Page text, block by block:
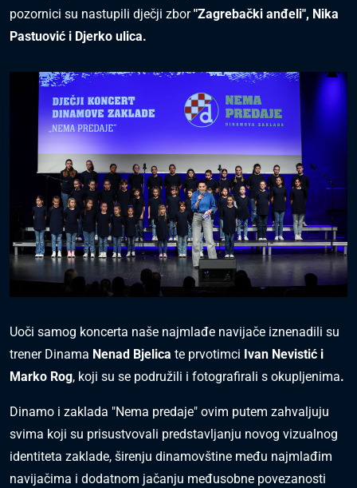
pozornici su nastupili dječji zbor"Zagrebački anđeli", Nika
Pastuović i Djerko ulica.
Uoči samog koncerta naše najmlađe navijače iznenadili su
trener Dinama Nenad Bjelica te prvotimci Ivan Nevistić i
Marko Rog, koji su se podružili i fotografirali s okupljenima.
Dinamo i zaklada "Nema predaje" ovim putem zahvaljuju
svima koji su prisustvovali predstavljanju novog vizualnog
identiteta zaklade, širenju dinamovštine među najmlađim
navijačima i dodatnom jačanju međusobne povezanosti